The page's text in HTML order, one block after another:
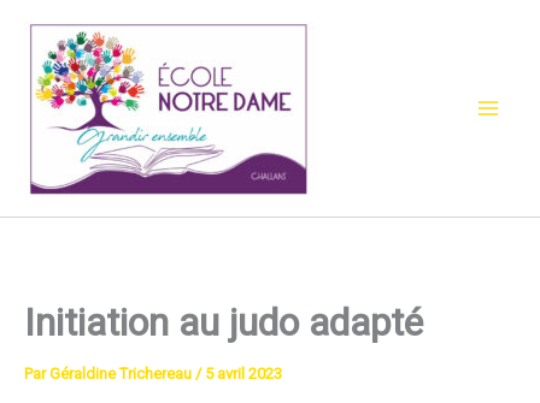
contenu
Initiation au judo adapté
ParGéraldine Trichereau / 5 avril 2023